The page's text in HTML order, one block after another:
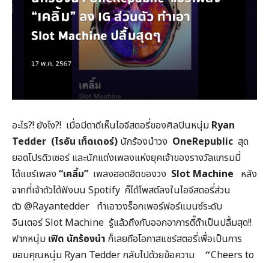
อะไร?! ยังไง?! เมื่อมีตาดีเห็นไอจีสตอรี่ของศิลปินหนุ่ม Ryan
Tedder (ไรอัน เท็ดเดอร์) นักร้องนำวง OneRepublic สุด
ยอดโปรดิวเซอร์ และนักแต่งเพลงแห่งยุคเจ้าของรางวัลแกรมมี่
ได้แชร์เพลง “เคลิ้ม” เพลงฮอตฮิตของวง Slot Machine หลัง
จากที่เจ้าตัวได้ฟังบน Spotify ก็ได้โพสต์ลงในไอจีสตอรี่ส่วน
ตัว @Rayantedder ทำเอาวงร็อกเพอร์ฟอร์แมนซ์ระดับ
อินเตอร์ Slot Machine รู้แล้วถึงกับออกอาการดี๊ด๊าเป็นปลื้มสุด!!
ฟากหนุ่ม เฟิด นักร้องนำ ก็เลยถือโอกาสแชร์สตอรี่เพื่อเป็นการ
ขอบคุณหนุ่ม Ryan Tedder กลับไปด้วยข้อความ “Cheers to